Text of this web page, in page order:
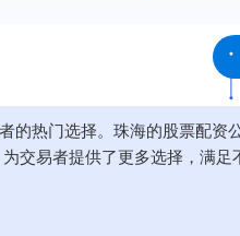
的热门选择。珠海的股票配
交易者提供了更多选择，满足